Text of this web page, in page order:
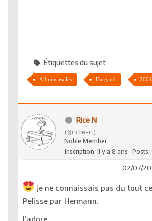
Étiquettes du sujet
Albums isolés Dargaud 2004
Rice N
(@rice-n)
Noble Member
Inscription: Il y a 8 ans
Posts:
02/07/
je ne connaissais pas du tout
Pelisse par Hermann.
J’adore